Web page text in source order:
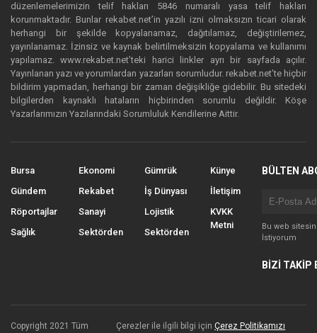
düzenlemelerimizin telif hakları 5846 numaralı yasa telif hakları
korunmaktadır. Bunlar rekabet.net’in yazılı izni olmaksızın ticari olarak
herhangi bir şekilde kopyalanamaz, dağıtılamaz, değiştirilemez,
yayınlanamaz. İzinsiz ve kaynak belirtilmeksizin kopyalama ve kullanımı
yapılamaz. www.rekabet.net’teki harici linkler ayrı bir sayfada açılır.
Yayınlanan yazı ve yorumlardan yazarları sorumludur. rekabet.net’te hiçbir
bildirim yapmadan, herhangi bir zaman değişikliğe gidebilir. Bu sitedeki
bilgilerden kaynaklı hataların hiçbirinden sorumlu değildir. Köşe
Yazarlarımızın Yazılarındaki Sorumluluk Kendilerine Aittir.
Bursa
Gündem
Röportajlar
Sağlık
Ekonomi
Rekabet
Sanayi
Sektörden
Gümrük
İş Dünyası
Lojistik
Sektörden
Künye
İletişim
KVKK
Metni
BÜLTEN
Bu web
İstiyorum
BİZİ TAKİP
Copyright 2021 Tüm
Çerezler ile ilgili bilgi içinÇerez Politikamızı